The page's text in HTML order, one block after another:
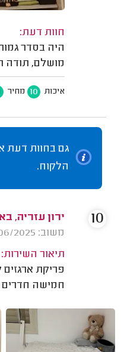
חוות דעת:
היה בסדר
מושלם, תודה
איכות 10 מחיר
גם בחוות דעת
הלקוח.
ירון עזריה,
משוב: 18/06/2025
תיאור השירות:
פריקת
חמישה חדרים
10